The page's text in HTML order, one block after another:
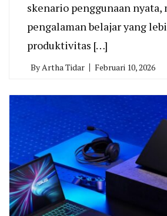
skenario penggunaan
pengalaman belajar yang
produktivitas […]
ByArtha Tidar Februari 10, 2026